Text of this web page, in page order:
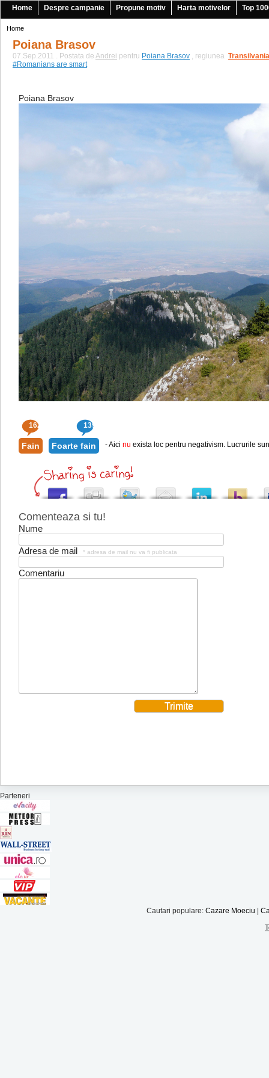
Home Despre campanie Propune motiv Harta motivelor Top
Home
Poiana Brasov
07.Sep.2011 . Postata de Andrei pentru Poiana Brasov , regiunea Transilvania
|
#Romanians are smart
Poiana Brasov
162 139
Fain Foarte fain - Aici nu exista loc pentru negativism. Lucrurile
Comenteaza si tu!
Nume
Adresa de mail * adresa de mail nu va fi publicata
Comentariu
Parteneri
Cautari populare: Cazare Moeciu